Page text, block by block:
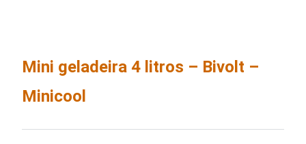
Mini geladeira 4 litros – Bivolt –
Minicool